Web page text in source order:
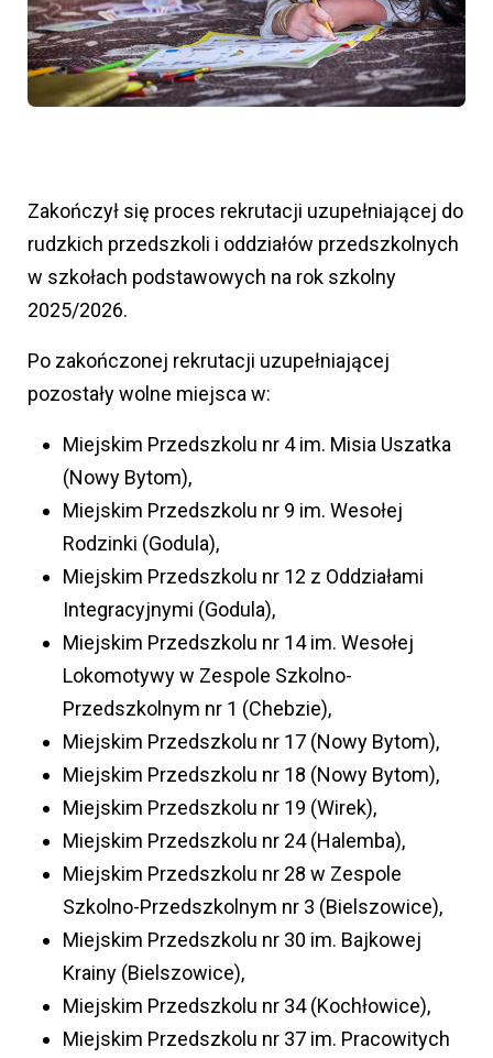
Zakończył się proces rekrutacji uzupełniającej do
rudzkich przedszkoli i oddziałów przedszkolnych
w szkołach podstawowych na rok szkolny
2025/2026.
Po zakończonej rekrutacji uzupełniającej
pozostały wolne miejsca w:
Miejskim Przedszkolu nr 4 im. Misia Uszatka
(Nowy Bytom),
Miejskim Przedszkolu nr 9 im. Wesołej
Rodzinki (Godula),
Miejskim Przedszkolu nr 12 z Oddziałami
Integracyjnymi (Godula),
Miejskim Przedszkolu nr 14 im. Wesołej
Lokomotywy w Zespole Szkolno-
Przedszkolnym nr 1 (Chebzie),
Miejskim Przedszkolu nr 17 (Nowy Bytom),
Miejskim Przedszkolu nr 18 (Nowy Bytom),
Miejskim Przedszkolu nr 19 (Wirek),
Miejskim Przedszkolu nr 24 (Halemba),
Miejskim Przedszkolu nr 28 w Zespole
Szkolno-Przedszkolnym nr 3 (Bielszowice),
Miejskim Przedszkolu nr 30 im. Bajkowej
Krainy (Bielszowice),
Miejskim Przedszkolu nr 34 (Kochłowice),
Miejskim Przedszkolu nr 37 im. Pracowitych